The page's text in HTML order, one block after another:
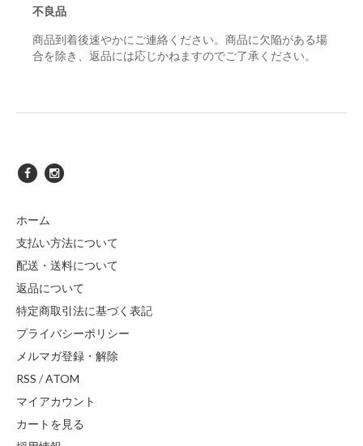
不良品
商品到着後速やかにご連絡ください。商品に欠陥がある場
合を除き、返品には応じかねますのでご了承ください。
ホーム
支払い方法について
配送・送料について
返品について
特定商取引法に基づく表記
プライバシーポリシー
メルマガ登録・解除
RSS /ATOM
マイアカウント
カートを見る